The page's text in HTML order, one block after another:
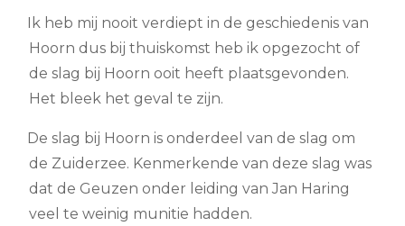
Ik heb mij nooit verdiept in de geschiedenis van
Hoorn dus bij thuiskomst heb ik opgezocht of
de slag bij Hoorn ooit heeft plaatsgevonden.
Het bleek het geval te zijn.
De slag bij Hoorn is onderdeel van de slag om
de Zuiderzee. Kenmerkende van deze slag was
dat de Geuzen onder leiding van Jan Haring
veel te weinig munitie hadden.